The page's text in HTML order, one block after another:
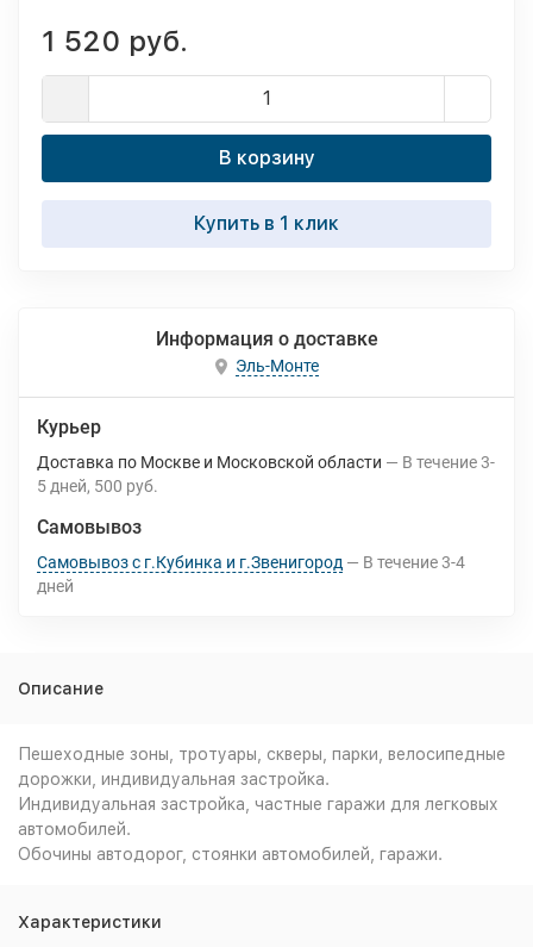
1 520 руб.
В корзину
Купить в 1 клик
Информация о доставке
Эль-Монте
Курьер
Доставка по Москве и Московской области В течение3-
5 дней 500 руб.
Самовывоз
Самовывоз с г.Кубинка и г.Звенигород В течение3-4
дней
Описание
Пешеходные зоны, тротуары, скверы, парки, велосипедные
дорожки, индивидуальная застройка.
Индивидуальная застройка, частные гаражи для легковых
автомобилей.
Обочины автодорог, стоянки автомобилей, гаражи.
Характеристики